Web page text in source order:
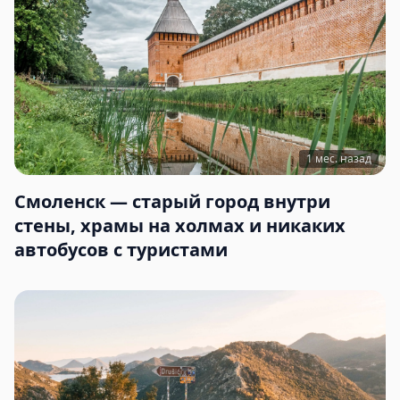
1 мес. назад
Смоленск — старый город внутри
стены, храмы на холмах и никаких
автобусов с туристами